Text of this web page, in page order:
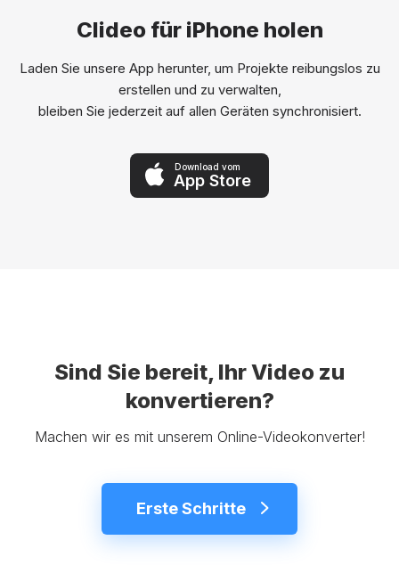
Clideo für iPhone holen
Laden Sie unsere App herunter, um Projekte reibungslos zu
erstellen und zu verwalten,
bleiben Sie jederzeit auf allen Geräten synchronisiert.
Download vom
App Store
Sind Sie bereit, Ihr Video zu
konvertieren?
Machen wir es mit unserem Online-Videokonverter!
Erste Schritte